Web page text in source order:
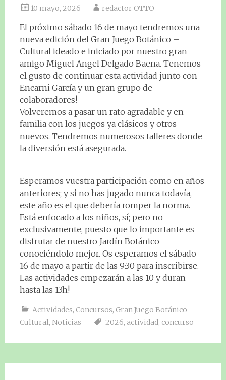
10 mayo, 2026 redactor OTTO
El próximo sábado 16 de mayo tendremos una
nueva edición del Gran Juego Botánico –
Cultural ideado e iniciado por nuestro gran
amigo Miguel Angel Delgado Baena. Tenemos
el gusto de continuar esta actividad junto con
Encarni García y un gran grupo de
colaboradores!
Volveremos a pasar un rato agradable y en
familia con los juegos ya clásicos y otros
nuevos. Tendremos numerosos talleres donde
la diversión está asegurada.
Esperamos vuestra participación como en años
anteriores; y si no has jugado nunca todavía,
este año es el que debería romper la norma.
Está enfocado a los niños, sí; pero no
exclusivamente, puesto que lo importante es
disfrutar de nuestro Jardín Botánico
conociéndolo mejor. Os esperamos el sábado
16 de mayo a partir de las 9:30 para inscribirse.
Las actividades empezarán a las 10 y duran
hasta las 13h!
Actividades, Concursos, Gran Juego Botánico-
Cultural, Noticias 2026, actividad, concurso